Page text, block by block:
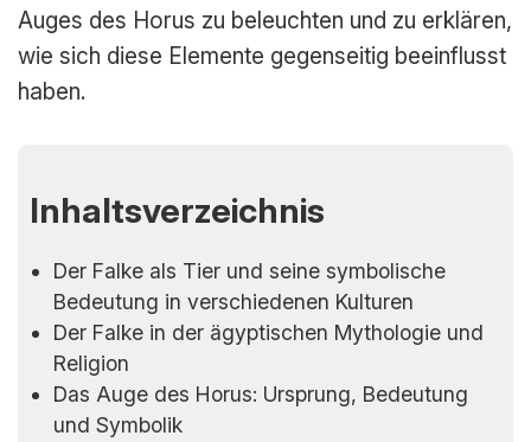
Auges des Horus zu beleuchten und zu erklären,
wie sich diese Elemente gegenseitig beeinflusst
haben.
Inhaltsverzeichnis
Der Falke als Tier und seine symbolische
Bedeutung in verschiedenen Kulturen
Der Falke in der ägyptischen Mythologie und
Religion
Das Auge des Horus: Ursprung, Bedeutung
und Symbolik